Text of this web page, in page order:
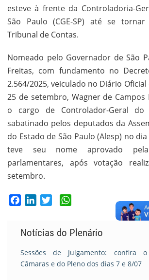
esteve à frente da Controladoria-
São Paulo (CGE-SP) até se
Tribunal de Contas.
Nomeado pelo Governador de São
Freitas, com fundamento no
2.564/2025, veiculado no Diário
25 de setembro, Wagner de Campos
o cargo de Controlador-Geral do
sabatinado pelos deputados da
do Estado de São Paulo (Alesp) no
teve seu nome aprovado
parlamentares, após votação
setembro.
FacebookLinkedIn
Twitter
Notícias do Plenário
Sessões de Julgamento: confira
Câmaras e do Pleno dos dias 7 e 8/07